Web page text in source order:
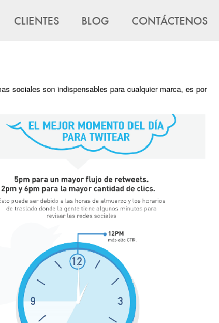
CLIENTES BLOG CONTÁCTENOS
sociales son indispensables para cualquier marca, es por